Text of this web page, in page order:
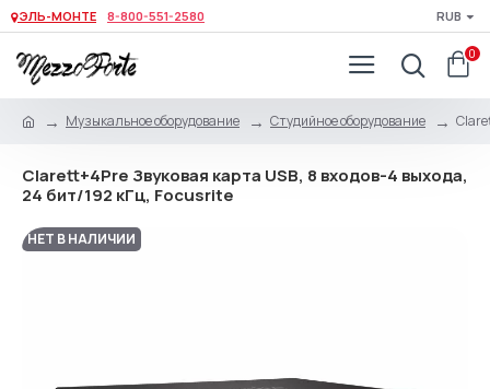
ЭЛЬ-МОНТЕ 8-800-551-2580 RUB
0
Музыкальное оборудование Студийное оборудование
Clarett+4Pre Звуковая карта USB, 8 входов-4 выхода,
24 бит/192 кГц, Focusrite
НЕТ В НАЛИЧИИ